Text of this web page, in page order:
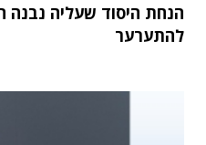
הנחת היסוד שעליה נבנה
להתערער